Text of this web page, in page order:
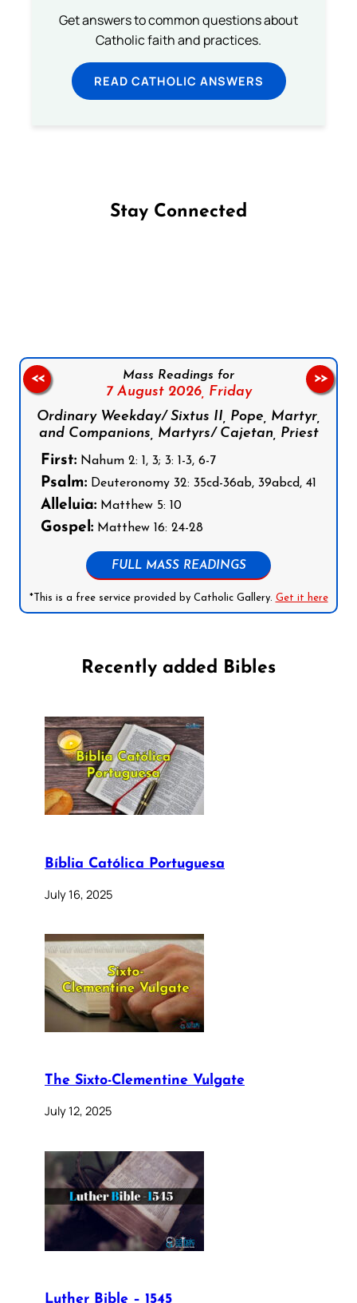
Get answers to common questions about
Catholic faith and practices.
READ CATHOLIC ANSWERS
Stay Connected
Mass Readings for
7 August 2026, Friday
Ordinary Weekday/ Sixtus II, Pope, Martyr,
and Companions, Martyrs/ Cajetan, Priest
First: Nahum 2: 1, 3; 3: 1-3, 6-7
Psalm: Deuteronomy 32: 35cd-36ab, 39abcd, 41
Alleluia: Matthew 5: 10
Gospel: Matthew 16: 24-28
FULL MASS READINGS
*This is a free service provided by Catholic Gallery. Get it here
<< >>
Recently added Bibles
Bíblia Católica Portuguesa
July 16, 2025
The Sixto-Clementine Vulgate
July 12, 2025
Luther Bible – 1545